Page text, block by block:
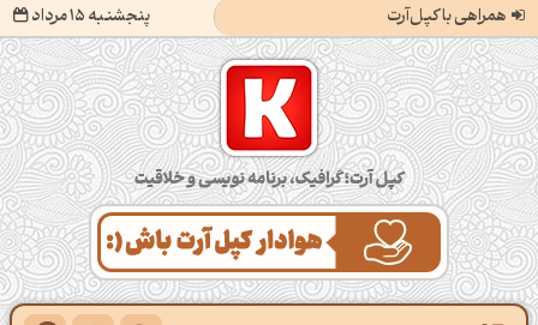
همراهی با کپل‌آرت پنجشنبه 15 مرداد
کپل‌آرت؛ گرافیک، برنامه‌نویسی و خلاقیت